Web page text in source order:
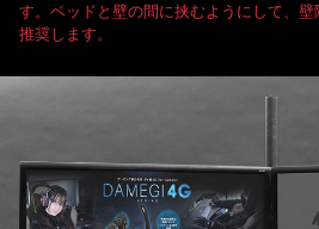
す。ベッドと壁の間に挟むようにして、
推奨します。